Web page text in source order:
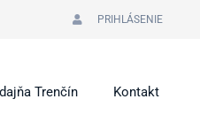
PRIHLÁSENIE
Trenčín Kontakt